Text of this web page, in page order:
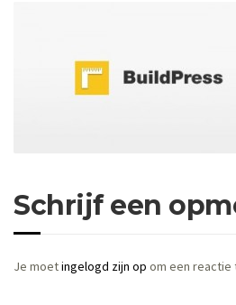
Schrijf een
Je moetingelogd zijn op om een reactie